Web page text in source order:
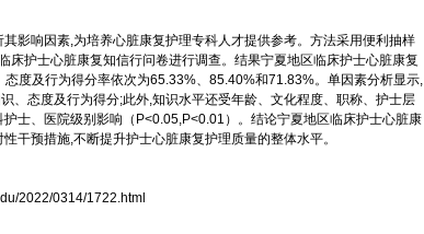
影响因素,为培养心脏康复护理专科人才提供参考。方法采用便利抽样
护士心脏康复知信行问卷进行调查。结果宁夏地区临床护士心脏康复
度及行为得分率依次为65.33%、85.40%和71.83%。单因素分析显示,
、态度及行为得分;此外,知识水平还受年龄、文化程度、职称、护士层
士、医院级别影响（P<0.05,P<0.01）。结论宁夏地区临床护士心脏康
干预措施,不断提升护士心脏康复护理质量的整体水平。
2022/0314/1722.html